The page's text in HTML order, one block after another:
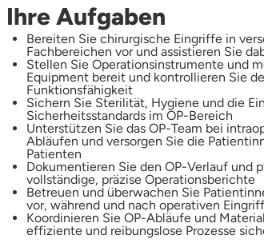
Ihre Aufgaben
Bereiten Sie chirurgische Eingriffe in
Fachbereichen vor und assistieren Sie
Stellen Sie Operationsinstrumente und
Equipment bereit und kontrollieren Sie
Funktionsfähigkeit
Sichern Sie Sterilität, Hygiene und die
Sicherheitsstandards im OP-Bereich
Unterstützen Sie das OP-Team bei
Abläufen und versorgen Sie die
Patienten
Dokumentieren Sie den OP-Verlauf und
vollständige, präzise Operationsberichte
Betreuen und überwachen Sie
vor, während und nach operativen
Koordinieren Sie OP-Abläufe und
effiziente und reibungslose Prozesse